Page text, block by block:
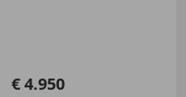
€ 4.950